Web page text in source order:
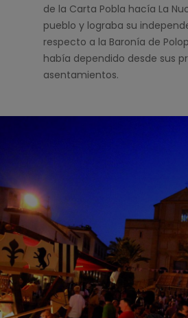
de la Carta Pobla hacía La
pueblo y lograba su
respecto a la Baronía de
había dependido desde sus
asentamientos.